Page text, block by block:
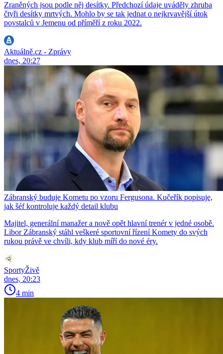
Zraněných jsou podle něj desítky. Předchozí údaje uváděly zhruba
čtyři desítky mrtvých. Mohlo by se tak jednat o nejkrvavější útok
povstalců v Jemenu od příměří z roku 2022.
Aktuálně.cz - Zprávy
dnes, 20:27
Zábranský buduje Kometu po vzoru Fergusona. Kučeřík popisuje,
jak šéf kontroluje každý detail klubu
Majitel, generální manažer a nově opět hlavní trenér v jedné osobě.
Libor Zábranský stáhl veškeré sportovní řízení Komety do svých
rukou právě ve chvíli, kdy klub míří do nové éry.
SportyŽivě
dnes, 20:23
4 min